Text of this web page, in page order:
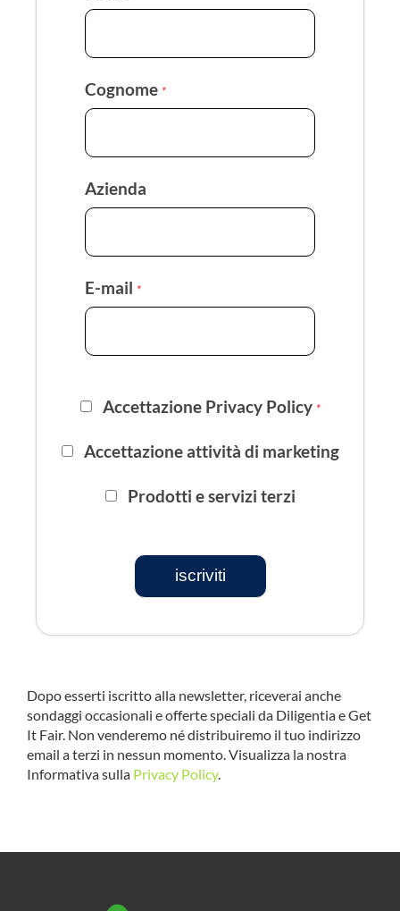
Cognome *
Azienda
E-mail *
Accettazione Privacy Policy *
Accettazione attività di marketing
Prodotti e servizi terzi
iscriviti
Dopo esserti iscritto alla newsletter, riceverai anche
sondaggi occasionali e offerte speciali da Diligentia e Get
It Fair. Non venderemo né distribuiremo il tuo indirizzo
email a terzi in nessun momento. Visualizza la nostra
Informativa sulla Privacy Policy.